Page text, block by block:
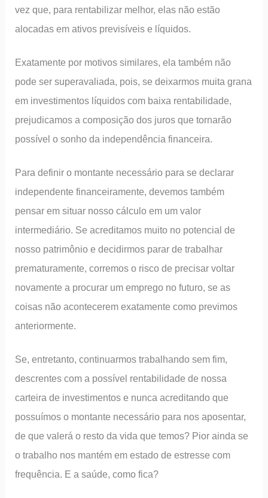
vez que, para rentabilizar melhor, elas não estão
alocadas em ativos previsíveis e líquidos.
Exatamente por motivos similares, ela também não
pode ser superavaliada, pois, se deixarmos muita grana
em investimentos líquidos com baixa rentabilidade,
prejudicamos a composição dos juros que tornarão
possível o sonho da independência financeira.
Para definir o montante necessário para se declarar
independente financeiramente, devemos também
pensar em situar nosso cálculo em um valor
intermediário. Se acreditamos muito no potencial de
nosso patrimônio e decidirmos parar de trabalhar
prematuramente, corremos o risco de precisar voltar
novamente a procurar um emprego no futuro, se as
coisas não acontecerem exatamente como previmos
anteriormente.
Se, entretanto, continuarmos trabalhando sem fim,
descrentes com a possível rentabilidade de nossa
carteira de investimentos e nunca acreditando que
possuímos o montante necessário para nos aposentar,
de que valerá o resto da vida que temos? Pior ainda se
o trabalho nos mantém em estado de estresse com
frequência. E a saúde, como fica?